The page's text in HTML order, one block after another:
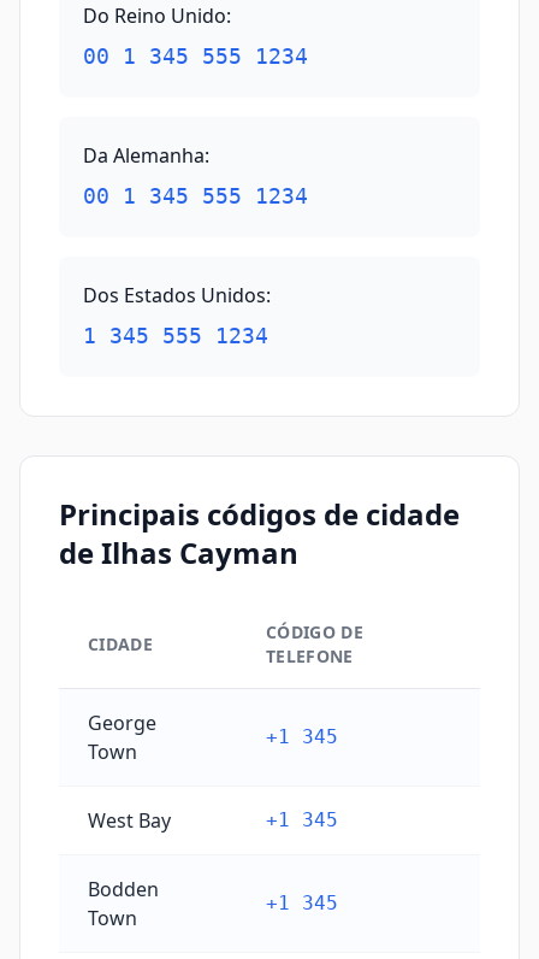
Do Reino Unido:
00 1 345 555 1234
Da Alemanha:
00 1 345 555 1234
Dos Estados Unidos:
1 345 555 1234
Principais códigos de cidade
de Ilhas Cayman
CIDADE
CÓDIGO DE
TELEFONE
George
Town
+1 345
West Bay +1 345
Bodden
Town
+1 345